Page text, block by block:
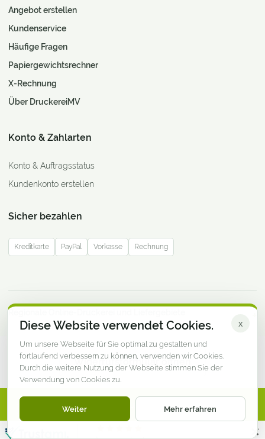
Angebot erstellen
Kundenservice
Häufige Fragen
Papiergewichtsrechner
X-Rechnung
Über DruckereiMV
Konto & Zahlarten
Konto & Auftragsstatus
Kundenkonto erstellen
Sicher bezahlen
Kreditkarte PayPal Vorkasse Rechnung
Regionale Online-Druckerei und Liefergebiete
Widerrufsformular öffnen
© DruckereiMV.de · Online-Druckerei aus Mecklenburg-
Vorpommern
Diese Website verwendet Cookies.
Um unsere Webseite für Sie optimal zu gestalten und
fortlaufend verbessern zu können, verwenden wir Cookies.
Durch die weitere Nutzung der Webseite stimmen Sie der
Verwendung von Cookies zu.
Weiter Mehr erfahren
x
✕